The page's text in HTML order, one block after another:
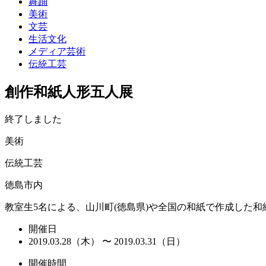
美術
文芸
生活文化
メディア芸術
伝統工芸
創作和紙人形五人展
終了しました
美術
伝統工芸
徳島市内
教室生5名による、山川町(徳島県)や全国の和紙で作成した和
開催日
2019.03.28（木） 〜 2019.03.31（日）
開催時間